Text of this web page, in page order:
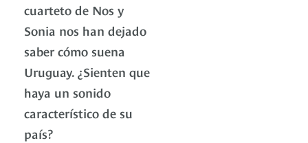
cuarteto de Nos y
Sonia nos han dejado
saber cómo suena
Uruguay. ¿Sienten que
haya un sonido
característico de su
país?